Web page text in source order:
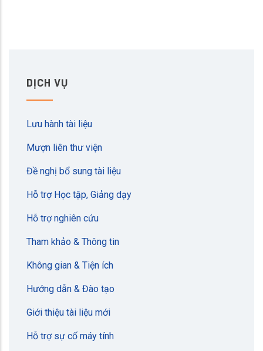
DỊCH VỤ
Lưu hành tài liệu
Mượn liên thư viện
Đề nghị bổ sung tài liệu
Hỗ trợ Học tập, Giảng dạy
Hỗ trợ nghiên cứu
Tham khảo & Thông tin
Không gian & Tiện ích
Hướng dẫn & Đào tạo
Giới thiệu tài liệu mới
Hỗ trợ sự cố máy tính